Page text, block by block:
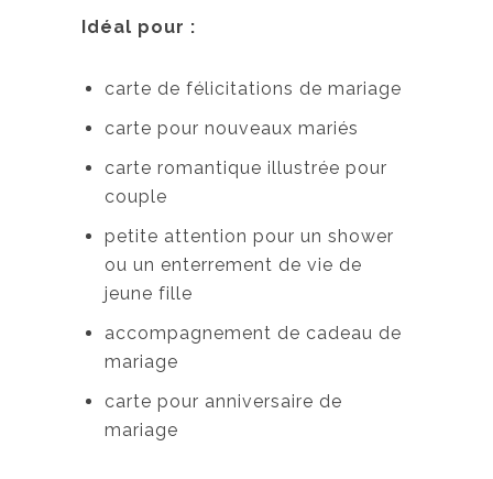
Idéal pour :
carte de félicitations de mariage
carte pour nouveaux mariés
carte romantique illustrée pour
couple
petite attention pour un shower
ou un enterrement de vie de
jeune fille
accompagnement de cadeau de
mariage
carte pour anniversaire de
mariage